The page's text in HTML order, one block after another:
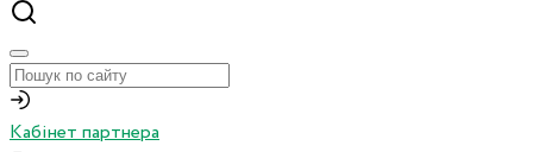
Кабінет партнера